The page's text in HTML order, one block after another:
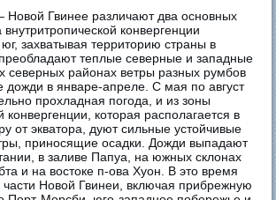
Гвинее различают два основных
внутритропической конвергенции
захватывая территорию страны в
теплые северные и западные
северных районах ветры разных румбов
дожди в январе-апреле. С мая по август
прохладная погода, и из зоны
конвергенции, которая располагается в
от экватора, дуют сильные устойчивые
приносящие осадки. Дожди выпадают
в заливе Папуа, на южных склонах
и на востоке п-ова Хуон. В это время
части Новой Гвинеи, включая прибрежную